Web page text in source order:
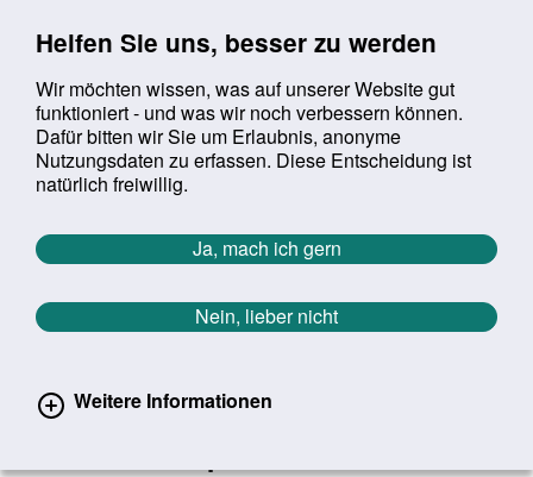
Helfen Sie uns, besser zu werden
Wir möchten wissen, was auf unserer Website gut
funktioniert - und was wir noch verbessern können.
Dafür bitten wir Sie um Erlaubnis, anonyme
Nutzungsdaten zu erfassen. Diese Entscheidung ist
natürlich freiwillig.
Ja, mach ich gern
Nein, lieber nicht
Weitere Informationen
Suchbegriff:
Sie befinden sich hier:
Startseite Aktuelles Aktuelle Meldungen
Aktuelle Meldungen
Zurück zur Übersicht erster
vorheriger
629/1627
Krümmung des Penis: Nutzen der